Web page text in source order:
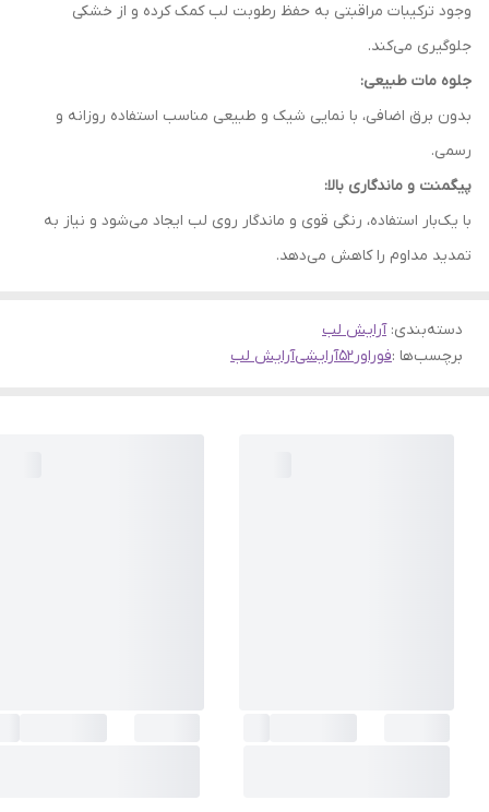
وجود ترکیبات مراقبتی به حفظ رطوبت لب کمک کرده و از خشکی
جلوگیری می‌کند.
جلوه مات طبیعی:
بدون برق اضافی، با نمایی شیک و طبیعی مناسب استفاده روزانه و
رسمی.
پیگمنت و ماندگاری بالا:
با یک‌بار استفاده، رنگی قوی و ماندگار روی لب ایجاد می‌شود و نیاز به
تمدید مداوم را کاهش می‌دهد.
دسته‌بندی:آرایش لب
برچسب‌ها :فوراور52 آرایشیآرایش لب